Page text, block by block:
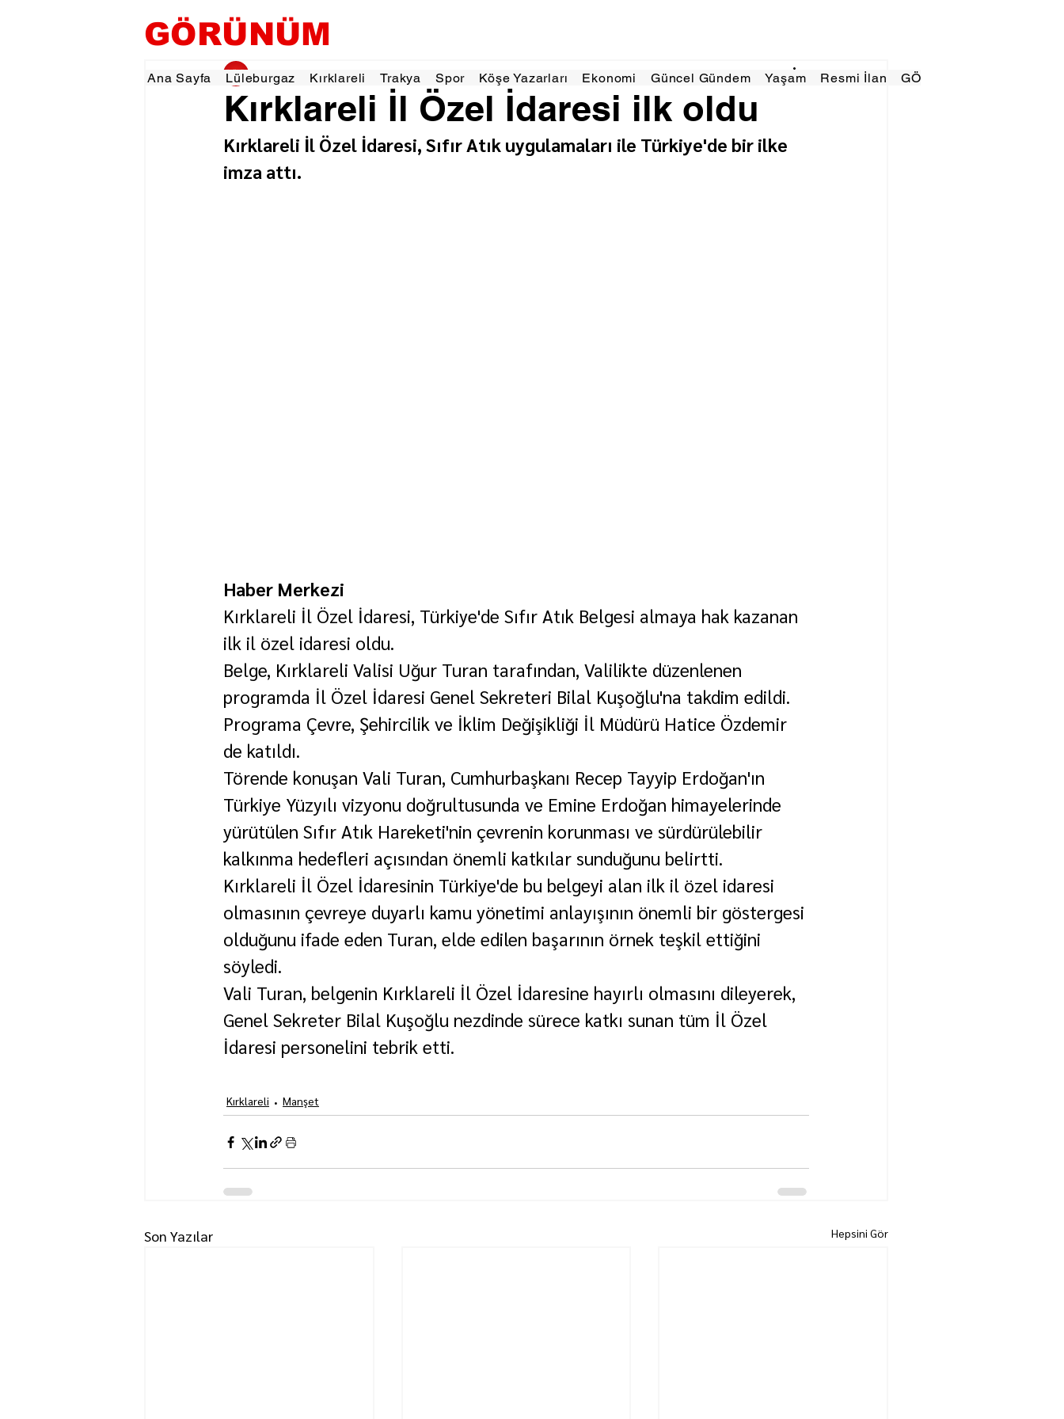
GÖRÜNÜM
Ana Sayfa Lüleburgaz Kırklareli Trakya Spor Köşe Yazarları Ekonomi Güncel Gündem Yaşam Resmi İlan GÖRÜNÜMTV
Kırklareli İl Özel İdaresi ilk oldu
gorunumhaber 1 Tem 1 dakikada okunur
Kırklareli İl Özel İdaresi, Sıfır Atık uygulamaları ile Türkiye'de bir ilke
imza attı.
Haber Merkezi
Kırklareli İl Özel İdaresi, Türkiye'de Sıfır Atık Belgesi almaya hak kazanan
ilk il özel idaresi oldu.
Belge, Kırklareli Valisi Uğur Turan tarafından, Valilikte düzenlenen
programda İl Özel İdaresi Genel Sekreteri Bilal Kuşoğlu'na takdim edildi.
Programa Çevre, Şehircilik ve İklim Değişikliği İl Müdürü Hatice Özdemir
de katıldı.
Törende konuşan Vali Turan, Cumhurbaşkanı Recep Tayyip Erdoğan'ın
Türkiye Yüzyılı vizyonu doğrultusunda ve Emine Erdoğan himayelerinde
yürütülen Sıfır Atık Hareketi'nin çevrenin korunması ve sürdürülebilir
kalkınma hedefleri açısından önemli katkılar sunduğunu belirtti.
Kırklareli İl Özel İdaresinin Türkiye'de bu belgeyi alan ilk il özel idaresi
olmasının çevreye duyarlı kamu yönetimi anlayışının önemli bir göstergesi
olduğunu ifade eden Turan, elde edilen başarının örnek teşkil ettiğini
söyledi.
Vali Turan, belgenin Kırklareli İl Özel İdaresine hayırlı olmasını dileyerek,
Genel Sekreter Bilal Kuşoğlu nezdinde sürece katkı sunan tüm İl Özel
İdaresi personelini tebrik etti.
Kırklareli Manşet
Son Yazılar Hepsini Gör